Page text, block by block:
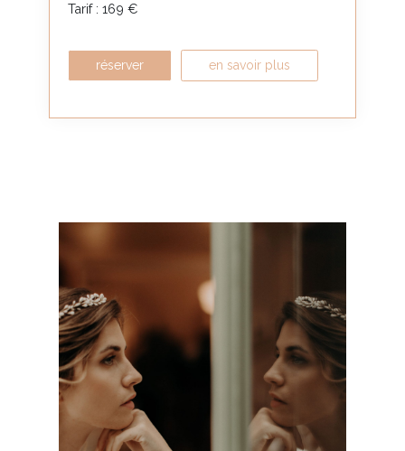
Tarif : 169 €
réserver en savoir plus